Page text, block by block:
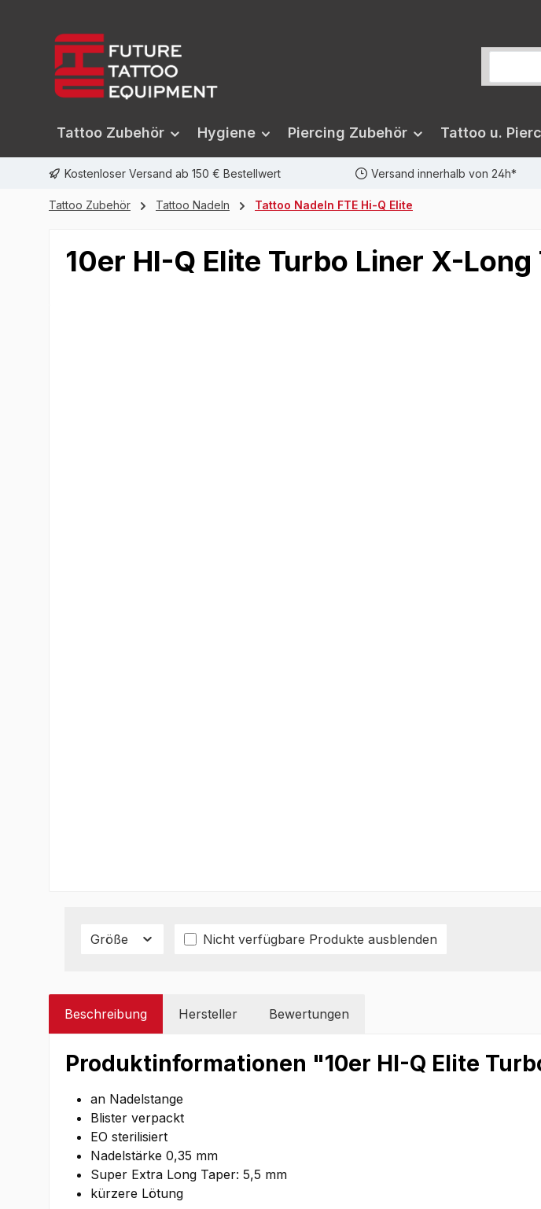
Tattoo Zubehör Hygiene Piercing Zubehör Tattoo u.
Kostenloser Versand ab 150 € Bestellwert Versand innerhalb von 24h*
Tattoo Zubehör Tattoo Nadeln Tattoo Nadeln FTE Hi-Q Elite
10er HI-Q Elite Turbo Liner X-
Größe Nicht verfügbare Produkte ausblenden
Beschreibung Hersteller Bewertungen
Produktinformationen "10er HI-Q Elite
an Nadelstange
Blister verpackt
EO sterilisiert
Nadelstärke 0,35 mm
Super Extra Long Taper: 5,5 mm
kürzere Lötung